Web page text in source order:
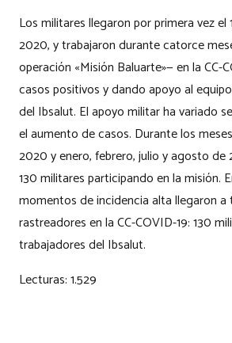
Los militares llegaron por primera vez el
2020, y trabajaron durante catorce
operación «Misión Baluarte»— en la CC-
casos positivos y dando apoyo al
del Ibsalut. El apoyo militar ha variado
el aumento de casos. Durante los
2020 y enero, febrero, julio y agosto de
130 militares participando en la misión.
momentos de incidencia alta llegaron a
rastreadores en la CC-COVID-19: 130
trabajadores del Ibsalut.
Lecturas:1.529